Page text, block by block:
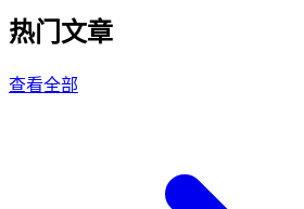
热门文章
查看全部